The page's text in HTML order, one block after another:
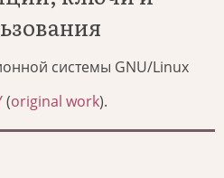
системы GNU/Linux
(original work).